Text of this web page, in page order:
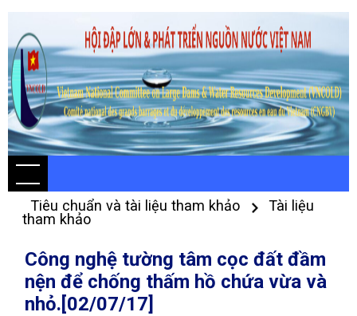
Tiêu chuẩn và tài liệu tham khảo
Tài liệu
tham khảo
Công nghệ tường tâm cọc đất đầm
nện để chống thấm hồ chứa vừa và
nhỏ.[02/07/17]